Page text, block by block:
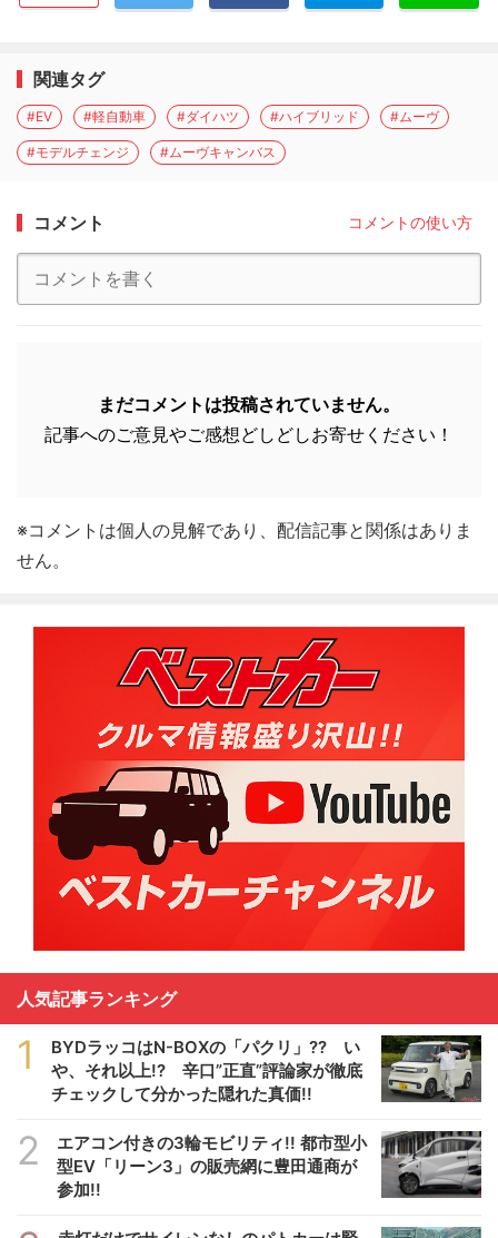
関連タグ
#EV #軽自動車 #ダイハツ #ハイブリッド #ムーヴ
#モデルチェンジ #ムーヴキャンバス
コメント コメントの使い方
まだコメントは投稿されていません。
記事へのご意見やご感想どしどしお寄せください！
※コメントは個人の見解であり、配信記事と関係はありま
せん。
人気記事ランキング
1
BYDラッコはN-BOXの「パクリ」?? い
や、それ以上!? 辛口”正直”評論家が徹底
チェックして分かった隠れた真価!!
2
エアコン付きの3輪モビリティ!! 都市型小
型EV「リーン3」の販売網に豊田通商が
参加!!